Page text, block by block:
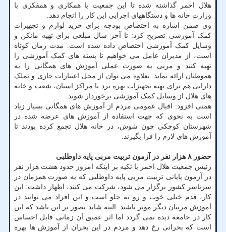
هلال احمر گذاشته شده تا این جمعیت با همکاری و همفکری با
وزارت خانه ها و دستگاههای اجرایی این کار را انجام دهد.
وی ضمن اشاره به اختصاص بودجه برای خرید لوازم و تجهیزات
کمک آموزشی تصریح کرد: تا آخر سال مبلغی برای تهیه مانکن و
وسایل کمک آموزشی اختصاص داده شده است. مدت زمان کوتاه
است، از مدیران عامل می خواهیم تا بسته های کمک آموزشی را
تهیه کنند و مربی به صورت عملی آموزش های همگانی را به
هموطنان ارائه نماید. بعلاوه می توان از محل اعتبارات جاری و تملک
دارایی هم برای تهیه تجهیزات بهره برد تا مراکز استان، شعب و خانه
های هلال از وسایل کمک آموزشی برخوردار شوند.
همتی افزود: اقبال عمومی مردم از آموزش های همگانی بسیار زیاد
است به نحوی که جهت استفاده از آموزش های عرضه شده در
شهرستان کوچکی چون شوش، در خانه هلال تجمع کرده بودند تا
آموزش های لازم را فرا بگیرند.
حضور ۸ هزار نفر در آزمون تربیت مربی پایه داوطلبی
رئیس جمعیت هلال احمر با تکیه بر اینکه امروز حدود هشت هزار نفر
در آزمون پایانی تربیت مربی پایه داوطلبی که به صورت همزمان در
سرتاسر کشور برگزار می شود، شرکت می کنند، اظهار داشت: این
کار، قدم خیلی خوب و رو به جلو است و این افراد می توانند در
آموزش مربیان دیگر موثر باشند. البته شاید تصور بر این باشد که این
کار در جامعه دیده نمی گردد اما اثر عمیق آن زمانی قابل احساس
است که بحرانی رخ دهد و مردم در این بحران از آموزش ها بهره